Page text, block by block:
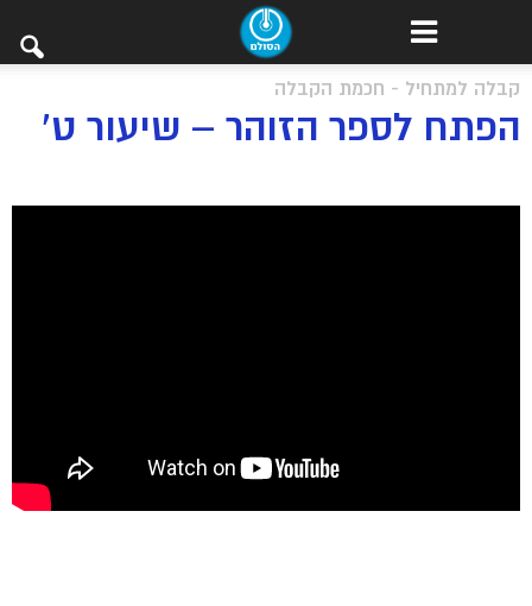
קבלה למתחיל - חכמת הקבלה
הפתח לספר הזוהר – שיעור ט’